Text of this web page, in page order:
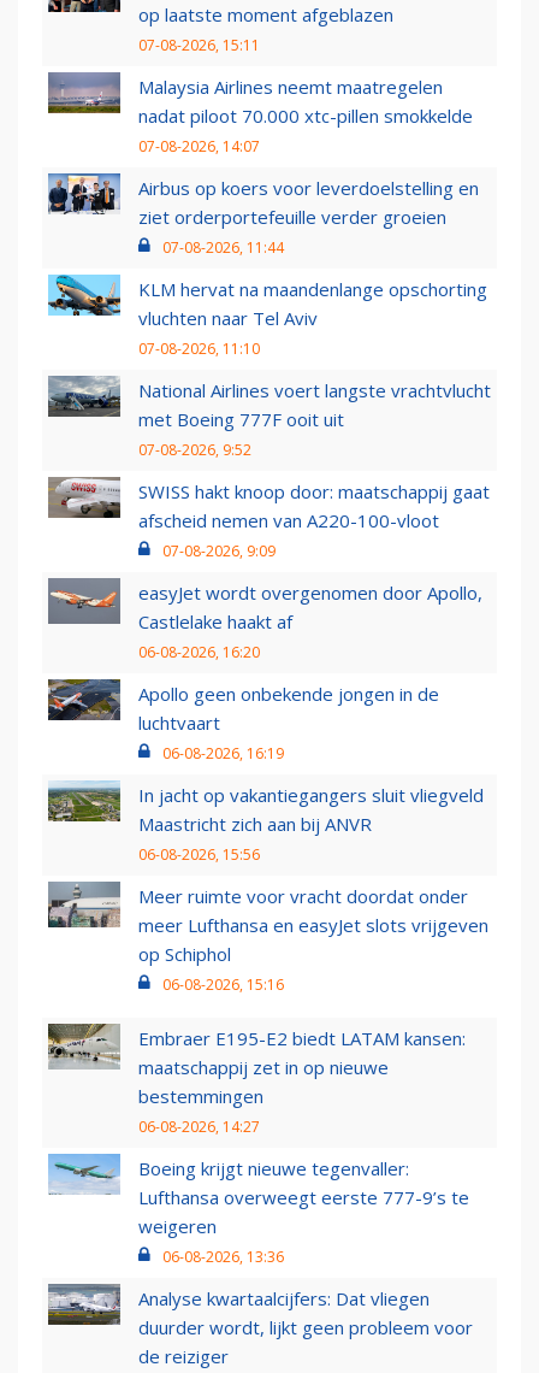
op laatste moment afgeblazen
07-08-2026, 15:11
Malaysia Airlines neemt maatregelen
nadat piloot 70.000 xtc-pillen smokkelde
07-08-2026, 14:07
Airbus op koers voor leverdoelstelling en
ziet orderportefeuille verder groeien
07-08-2026, 11:44
KLM hervat na maandenlange opschorting
vluchten naar Tel Aviv
07-08-2026, 11:10
National Airlines voert langste vrachtvlucht
met Boeing 777F ooit uit
07-08-2026, 9:52
SWISS hakt knoop door: maatschappij gaat
afscheid nemen van A220-100-vloot
07-08-2026, 9:09
easyJet wordt overgenomen door Apollo,
Castlelake haakt af
06-08-2026, 16:20
Apollo geen onbekende jongen in de
luchtvaart
06-08-2026, 16:19
In jacht op vakantiegangers sluit vliegveld
Maastricht zich aan bij ANVR
06-08-2026, 15:56
Meer ruimte voor vracht doordat onder
meer Lufthansa en easyJet slots vrijgeven
op Schiphol
06-08-2026, 15:16
Embraer E195-E2 biedt LATAM kansen:
maatschappij zet in op nieuwe
bestemmingen
06-08-2026, 14:27
Boeing krijgt nieuwe tegenvaller:
Lufthansa overweegt eerste 777-9’s te
weigeren
06-08-2026, 13:36
Analyse kwartaalcijfers: Dat vliegen
duurder wordt, lijkt geen probleem voor
de reiziger